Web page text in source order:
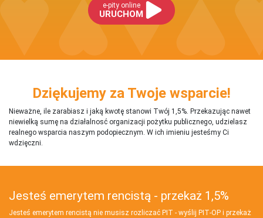
e-pity online
URUCHOM
Dziękujemy za Twoje wsparcie!
Nieważne, ile zarabiasz i jaką kwotę stanowi Twój 1,5%. Przekazując nawet
niewielką sumę na działalnosć organizacji pożytku publicznego, udzielasz
realnego wsparcia naszym podopiecznym. W ich imieniu jesteśmy Ci
wdzięczni.
Jesteś emerytem rencistą - przekaż 1,5%
Jesteś emerytem rencistą nie musisz rozliczać PIT - wyślij PIT‑OP i przekaż